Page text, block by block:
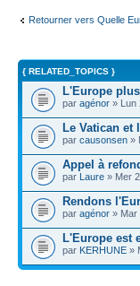
Retourner vers Quelle
{ RELATED_TOPICS }
L'Europe
par agénor » Lun
Le Vatican et
par causonsen »
Appel à
par Laure » Mer
Rendons
par agénor » Mar
L'Europe est
par KERHUNE »